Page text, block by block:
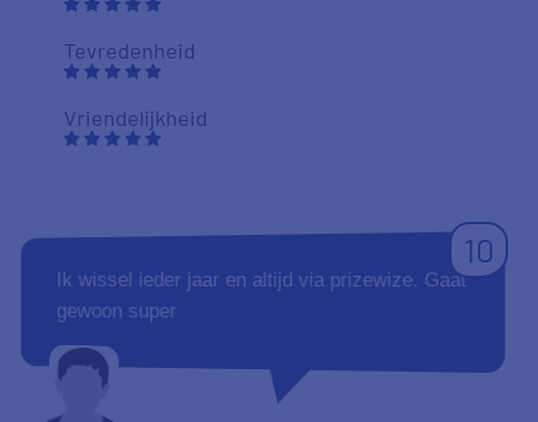
Tevredenheid
Vriendelijkheid
10
Ik wissel ieder jaar en altijd via prizewize. Gaat
gewoon super